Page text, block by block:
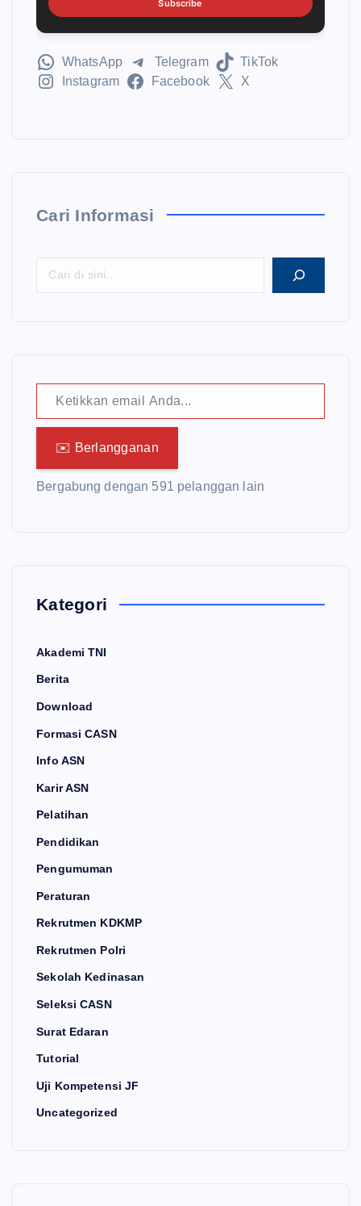
Subscribe
WhatsApp Telegram
TikTok
Instagram
Facebook X
Cari Informasi
Ketikkan email Anda...
✉️ Berlangganan
Bergabung dengan 591 pelanggan lain
Kategori
Akademi TNI
Berita
Download
Formasi CASN
Info ASN
Karir ASN
Pelatihan
Pendidikan
Pengumuman
Peraturan
Rekrutmen KDKMP
Rekrutmen Polri
Sekolah Kedinasan
Seleksi CASN
Surat Edaran
Tutorial
Uji Kompetensi JF
Uncategorized